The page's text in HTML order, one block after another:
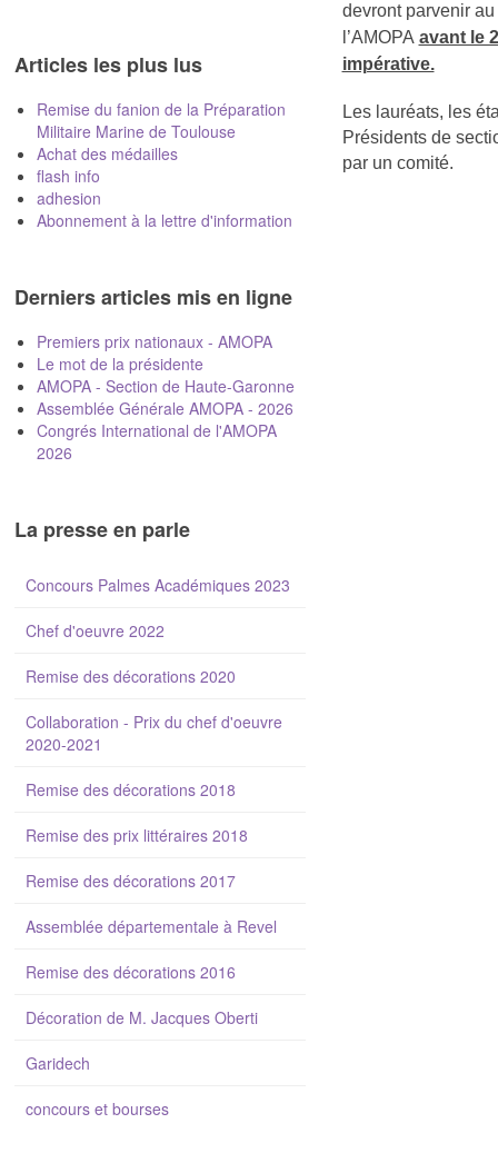
devront parvenir
l’AMOPA avant le
impérative.
Les lauréats, les
Présidents de
par un comité.
Articles les plus lus
Remise du fanion de la Préparation
Militaire Marine de Toulouse
Achat des médailles
flash info
adhesion
Abonnement à la lettre d'information
Derniers articles mis en ligne
Premiers prix nationaux - AMOPA
Le mot de la présidente
AMOPA - Section de Haute-Garonne
Assemblée Générale AMOPA - 2026
Congrés International de l'AMOPA
2026
La presse en parle
Concours Palmes Académiques 2023
Chef d'oeuvre 2022
Remise des décorations 2020
Collaboration - Prix du chef d'oeuvre
2020-2021
Remise des décorations 2018
Remise des prix littéraires 2018
Remise des décorations 2017
Assemblée départementale à Revel
Remise des décorations 2016
Décoration de M. Jacques Oberti
Garidech
concours et bourses